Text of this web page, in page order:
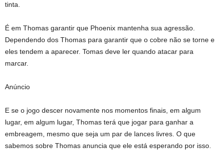
tinta.
É em Thomas garantir que Phoenix mantenha sua agressão.
Dependendo dos Thomas para garantir que o cobre não se torne e
eles tendem a aparecer. Tomas deve ler quando atacar para
marcar.
Anúncio
E se o jogo descer novamente nos momentos finais, em algum
lugar, em algum lugar, Thomas terá que jogar para ganhar a
embreagem, mesmo que seja um par de lances livres. O que
sabemos sobre Thomas anuncia que ele está esperando por isso.